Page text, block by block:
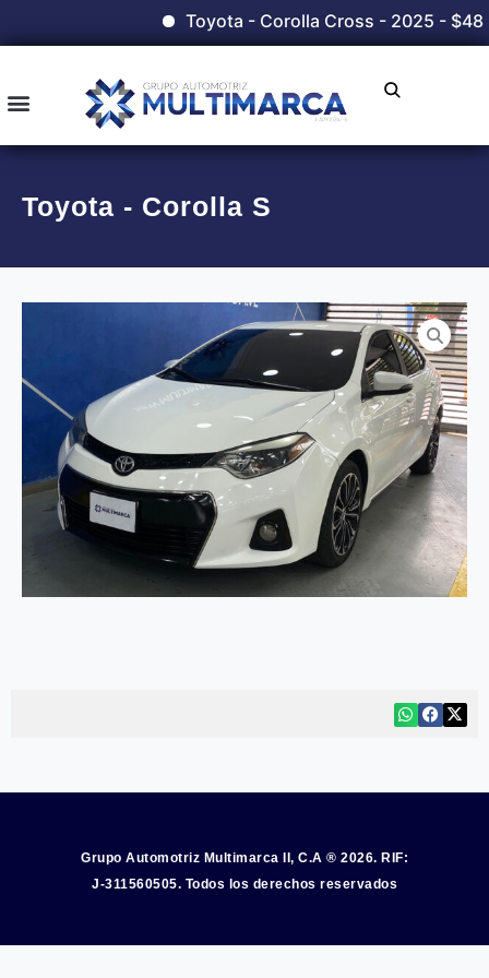
Toyota - Corolla Cross - 2025 -
Toyota - Corolla S
Grupo Automotriz Multimarca II, C.A ® 2026. RIF:
J-311560505. Todos los derechos reservados